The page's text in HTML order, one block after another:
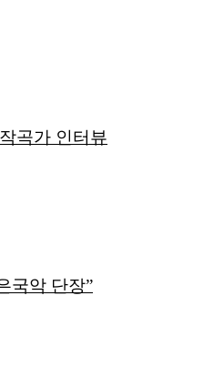
곡가 인터뷰
국악 단장”